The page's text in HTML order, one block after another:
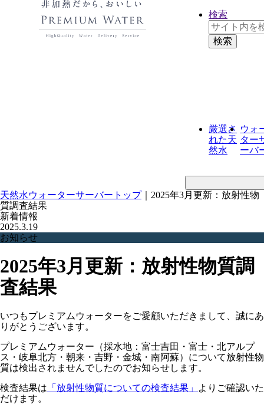
厳選さ
れた天
然水
ウォ
ター
ーバ
検索
天然水ウォーターサーバートップ｜ 2025年3月更新：放射性物
質調査結果
新着情報
2025.3.19
お知らせ
2025年3月更新：放射性物質調
査結果
いつもプレミアムウォーターをご愛顧いただきまして、誠にあ
りがとうございます。
プレミアムウォーター（採水地：富士吉田・富士・北アルプ
ス・岐阜北方・朝来・吉野・金城・南阿蘇）について放射性物
質は検出されませんでしたのでお知らせします。
検査結果は 「放射性物質についての検査結果」
よりご確認いた
だけます。